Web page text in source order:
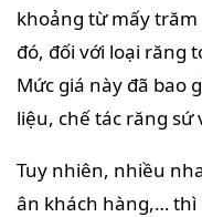
khoảng từ mấy
đó, đối với loại răng
Mức giá này đã bao
liệu, chế tác răng sứ
Tuy nhiên, nhiều
ân khách hàng,… thì